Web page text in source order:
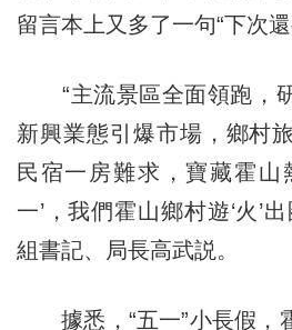
留言本上又多了一句“下次還
“主流景區全面領跑，研
新興業態引爆市場，鄉村
民宿一房難求，寶藏霍山
一’，我們霍山鄉村遊‘火’
組書記、局長高武説。
據悉，“五一”小長假，